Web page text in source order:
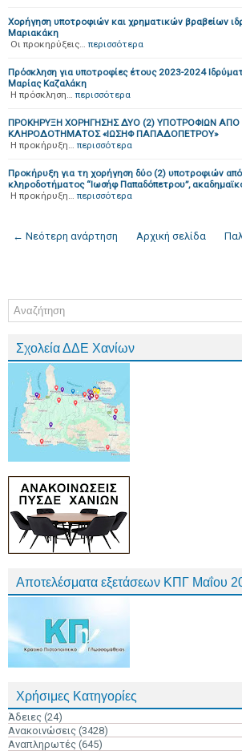
Χορήγηση υποτροφιών και χρηματικών βραβείων
Μαριακάκη
Οι προκηρύξεις… περισσότερα
Πρόσκληση για υποτροφίες έτους 2023-2024
Μαρίας Καζαλάκη
Η πρόσκληση… περισσότερα
ΠΡΟΚΗΡΥΞΗ ΧΟΡΗΓΗΣΗΣ ΔΥΟ (2) ΥΠΟΤΡΟΦΙΩΝ
ΚΛΗΡΟΔΟΤΗΜΑΤΟΣ «ΙΩΣΗΦ ΠΑΠΑΔΟΠΕΤΡΟΥ»
Η προκήρυξη… περισσότερα
Προκήρυξη για τη χορήγηση δύο (2) υποτροφιών
κληροδοτήματος “Ιωσήφ Παπαδόπετρου”,
Η προκήρυξη… περισσότερα
← Νεότερη ανάρτηση Αρχική σελίδα
Σχολεία ΔΔΕ Χανίων
Αποτελέσματα εξετάσεων ΚΠΓ Μαΐου
Χρήσιμες Κατηγορίες
Άδειες (24)
Ανακοινώσεις (3428)
Αναπληρωτές (645)